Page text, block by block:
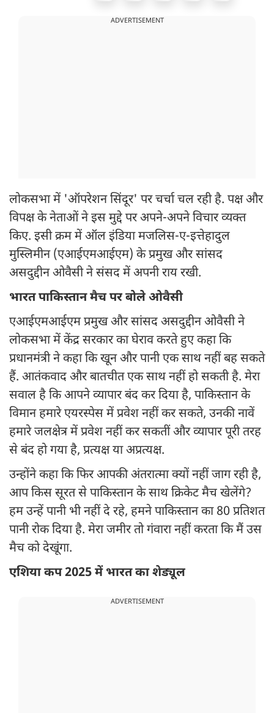
ADVERTISEMENT
लोकसभा में 'ऑपरेशन सिंदूर' पर चर्चा चल रही है. पक्ष और
विपक्ष के नेताओं ने इस मुद्दे पर अपने-अपने विचार व्यक्त
किए. इसी क्रम में ऑल इंडिया मजलिस-ए-इत्तेहादुल
मुस्लिमीन (एआईएमआईएम) के प्रमुख और सांसद
असदुद्दीन ओवैसी ने संसद में अपनी राय रखी.
भारत पाकिस्तान मैच पर बोले ओवैसी
एआईएमआईएम प्रमुख और सांसद असदुद्दीन ओवैसी ने
लोकसभा में केंद्र सरकार का घेराव करते हुए कहा कि
प्रधानमंत्री ने कहा कि खून और पानी एक साथ नहीं बह सकते
हैं. आतंकवाद और बातचीत एक साथ नहीं हो सकती है. मेरा
सवाल है कि आपने व्यापार बंद कर दिया है, पाकिस्तान के
विमान हमारे एयरस्पेस में प्रवेश नहीं कर सकते, उनकी नावें
हमारे जलक्षेत्र में प्रवेश नहीं कर सकतीं और व्यापार पूरी तरह
से बंद हो गया है, प्रत्यक्ष या अप्रत्यक्ष.
उन्होंने कहा कि फिर आपकी अंतरात्मा क्यों नहीं जाग रही है,
आप किस सूरत से पाकिस्तान के साथ क्रिकेट मैच खेलेंगे?
हम उन्हें पानी भी नहीं दे रहे, हमने पाकिस्तान का 80 प्रतिशत
पानी रोक दिया है. मेरा जमीर तो गंवारा नहीं करता कि मैं उस
मैच को देखूंगा.
एशिया कप 2025 में भारत का शेड्यूल
ADVERTISEMENT